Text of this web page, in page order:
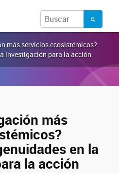
más servicios ecosistémicos?
investigación para la acción
más
en la
la acción